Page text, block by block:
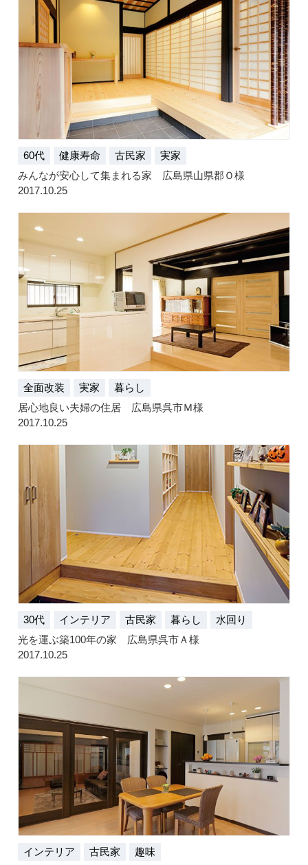
60代 健康寿命 古民家
実家
みんなが安心して集まれる家 広島県山県郡Ｏ様
2017.10.25
全面改装 実家
暮らし
居心地良い夫婦の住居 広島県呉市Ｍ様
2017.10.25
30代 インテリア 古民家 暮らし
水回り
光を運ぶ築100年の家 広島県呉市Ａ様
2017.10.25
インテリア 古民家 趣味